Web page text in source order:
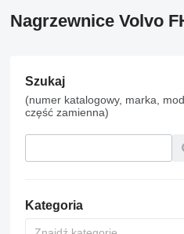
Nagrzewnice Volvo
Szukaj
(numer katalogowy, marka,
część zamienna)
Kategoria